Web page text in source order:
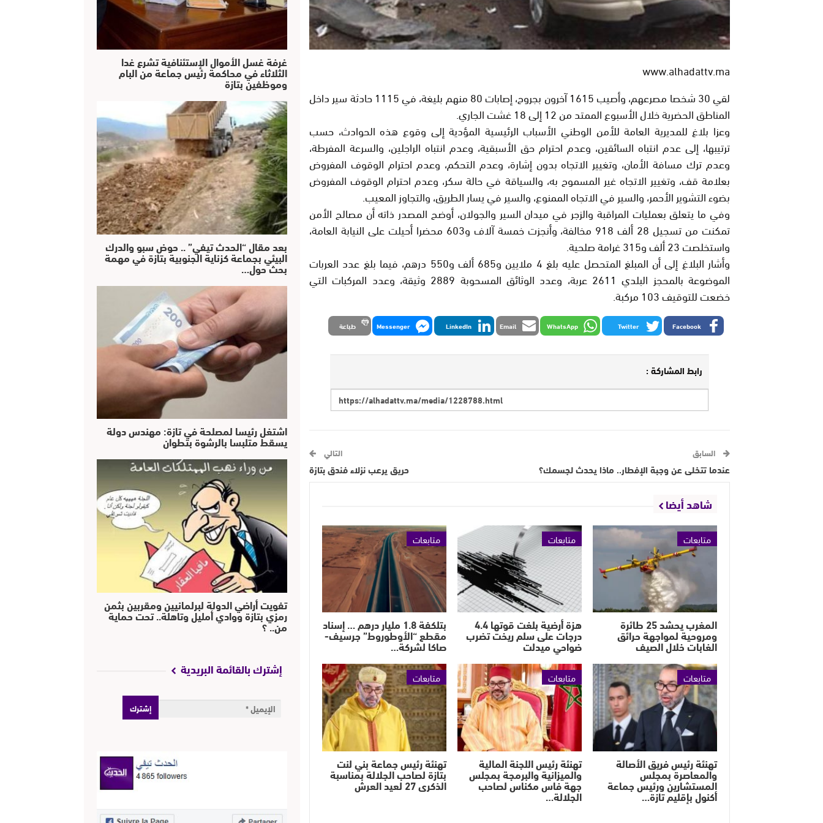
www.alhadattv.ma
لقي 30 شخصا مصرعهم، وأصيب 1615 آخرون بجروح، إصابات 80 منهم بليغة، في 1115 حادثة سير داخل
المناطق الحضرية خلال الأسبوع الممتد من 12 إلى 18 غشت الجاري.
وعزا بلاغ للمديرية العامة للأمن الوطني الأسباب الرئيسية المؤدية إلى وقوع هذه الحوادث، حسب
ترتيبها، إلى عدم انتباه السائقين، وعدم احترام حق الأسبقية، وعدم انتباه الراجلين، والسرعة المفرطة،
وعدم ترك مسافة الأمان، وتغيير الاتجاه بدون إشارة، وعدم التحكم، وعدم احترام الوقوف المفروض
بعلامة قف، وتغيير الاتجاه غير المسموح به، والسياقة في حالة سكر، وعدم احترام الوقوف المفروض
بضوء التشوير الأحمر، والسير في الاتجاه الممنوع، والسير في يسار الطريق، والتجاوز المعيب.
وفي ما يتعلق بعمليات المراقبة والزجر في ميدان السير والجولان، أوضح المصدر ذاته أن مصالح الأمن
تمكنت من تسجيل 28 ألف 918 مخالفة، وأنجزت خمسة آلاف و603 محضرا أحيلت على النيابة العامة،
واستخلصت 23 ألف و315 غرامة صلحية.
وأشار البلاغ إلى أن المبلغ المتحصل عليه بلغ 4 ملايين و685 ألف و550 درهم، فيما بلغ عدد العربات
الموضوعة بالمحجز البلدي 2611 عربة، وعدد الوثائق المسحوبة 2889 وثيقة، وعدد المركبات التي
خضعت للتوقيف 103 مركبة.
Facebook
Twitter
WhatsApp
Email
LinkedIn
Messenger طباعة
رابط المشاركة :
السابق
عندما تتخلى عن وجبة الإفطار.. ماذا يحدث لجسمك؟
التالي
حريق يرعب نزلاء فندق بتازة
شاهد أيضا
متابعات
المغرب يحشد 25 طائرة
ومروحية لمواجهة حرائق
الغابات خلال الصيف
متابعات
هزة أرضية بلغت قوتها 4.4
درجات على سلم ريخت تضرب
ضواحي ميدلت
متابعات
بتلكفة 1.8 مليار درهم … إسناد
مقطع “الأوطوروط” جرسيف-
صاكا لشركة…
متابعات
تهنئة رئيس فريق الأصالة
والمعاصرة بمجلس
المستشارين ورئيس جماعة
أكنول بإقليم تازة…
متابعات
تهنئة رئيس اللجنة المالية
والميزانية والبرمجة بمجلس
جهة فاس مكناس لصاحب
الجلالة…
متابعات
تهنئة رئيس جماعة بني لنت
بتازة لصاحب الجلالة بمناسبة
الذكرى 27 لعيد العرش
غرفة غسل الأموال الإستئنافية تشرع غدا
الثلاثاء في محاكمة رئيس جماعة من البام
وموظفين بتازة
بعد مقال “الحدث تيفي” .. حوض سبو والدرك
البيئي بجماعة كزناية الجنوبية بتازة في مهمة
بحث حول…
اشتغل رئيسا لمصلحة في تازة: مهندس دولة
يسقط متلبسا بالرشوة بتطوان
تفويت أراضي الدولة لبرلمانيين ومقربين بثمن
رمزي بتازة ووادي أمليل وتاهلة.. تحت حماية
من.. ؟
إشترك بالقائمة البريدية